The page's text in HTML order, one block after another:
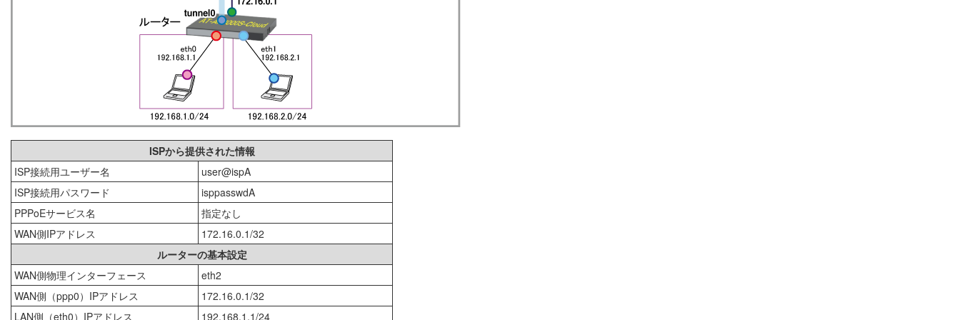
ISPから提供された情報
ISP接続用ユーザー名
user@ispA
ISP接続用パスワード
isppasswdA
PPPoEサービス名
指定なし
WAN側IPアドレス
172.16.0.1/32
ルーターの基本設定
WAN側物理インターフェース
eth2
WAN側（ppp0）IPアドレス
172.16.0.1/32
LAN側（eth0）IPアドレス
192.168.1.1/24